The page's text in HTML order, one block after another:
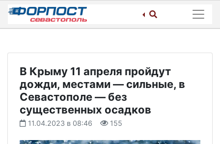
Skip
content
В Крыму 11 апреля пройдут
дожди, местами — сильные, в
Севастополе — без
существенных осадков
11.04.2023 в 08:46 155